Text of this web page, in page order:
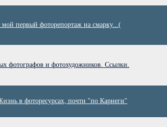
мой первый фоторепортаж на смарку...(
фотографов и фотохудожников. Ссылки.
в фоторесурсах, почти "по Карнеги"